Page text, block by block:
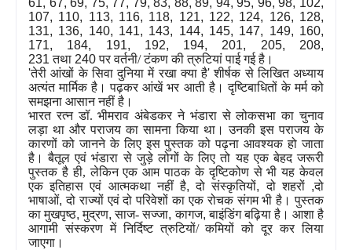
107, 110, 113, 116, 118, 121, 122, 124, 126, 128,
131, 136, 140, 141, 143, 144, 145, 147, 149, 160,
171, 184, 191, 192, 194, 201, 205, 208,
231 तथा 240पर वर्तनी/ टंकण की त्रुटियां पाई गई है।
'तेरी आंखों के सिवा दुनिया में रखा क्या है'शीर्षक से लिखित अध्याय
अत्यंत मार्मिक है। पढ़कर आंखें भर आती है। दृष्टिबाधितों के मर्म को
समझना आसान नहीं है।
भारत रत्न डॉ. भीमराव अंबेडकर ने भंडारा से लोकसभा का चुनाव
लड़ा था और पराजय का सामना किया था। उनकी इस पराजय के
कारणों को जानने के लिए इस पुस्तक को पढ़ना आवश्यक हो जाता
है। बैतूल एवं भंडारा से जुड़े लोगों के लिए तो यह एक बेहद जरूरी
पुस्तक है ही, लेकिन एक आम पाठक के दृष्टिकोण से भी यह केवल
एक इतिहास एवं आत्मकथा नहीं है,दो संस्कृतियों,दो शहरों ,दो
भाषाओं,दो राज्यों एवं दो परिवेशों का एक रोचक संगम भी है। पुस्तक
का मुखपृष्ठ,मुद्रण,साज- सज्जा,कागज,बाइंडिंग बढ़िया है। आशा है
आगामी संस्करण में निर्दिष्ट त्रुटियों/ कमियों को दूर कर लिया
जाएगा।